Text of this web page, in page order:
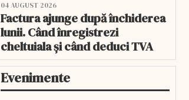
04 AUGUST 2026
Factura ajunge după închiderea
lunii. Când înregistrezi
cheltuiala și când deduci TVA
Evenimente